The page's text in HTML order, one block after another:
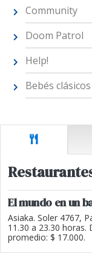
Community
Doom Patrol
Help!
Bebés clásicos
El mundo en un
Asiaka. Soler 4767,
11.30 a 23.30 horas.
promedio: $ 17.000.